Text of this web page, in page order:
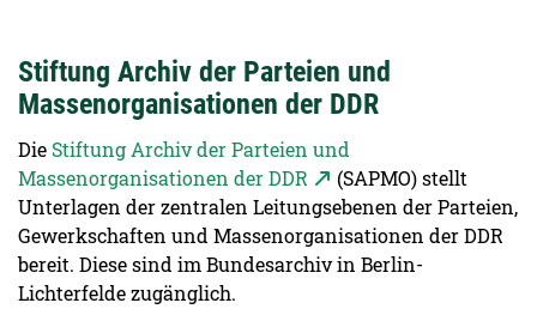
Stiftung Archiv der Parteien und
Massenorganisationen der DDR
Die Stiftung Archiv der Parteien und
Massenorganisationen der DDR
(SAPMO) stellt
Unterlagen der zentralen Leitungsebenen der Parteien,
Gewerkschaften und Massenorganisationen der DDR
bereit. Diese sind im Bundesarchiv in Berlin-
Lichterfelde zugänglich.